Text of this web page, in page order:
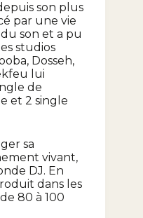
son plus
par une vie
son et a pu
studios
Dosseh,
lui
de
et 2 single
sa
vivant,
DJ. En
dans les
80 à 100